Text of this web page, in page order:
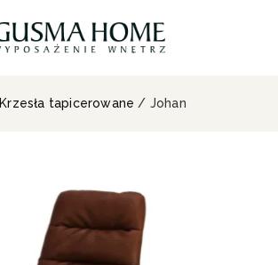
Krzesła tapicerowane / Johan